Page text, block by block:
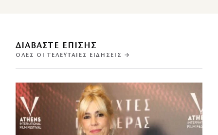
ΔΙΑΒΑΣΤΕ ΕΠΙΣΗΣ
ΌΛΕΣ ΟΙ ΤΕΛΕΥΤΑΊΕΣ ΕΙΔΉΣΕΙΣ →